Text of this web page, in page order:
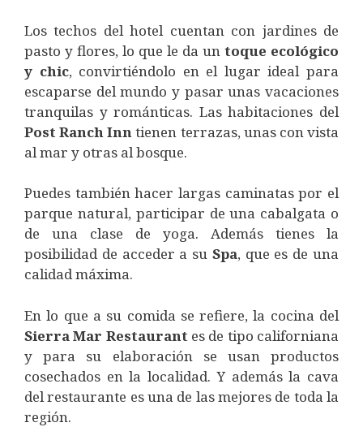
Los techos del hotel cuentan con jardines de
pasto y flores, lo que le da un toque ecológico
y chic, convirtiéndolo en el lugar ideal para
escaparse del mundo y pasar unas vacaciones
tranquilas y románticas. Las habitaciones del
Post Ranch Inntienen terrazas, unas con vista
al mar y otras al bosque.
Puedes también hacer largas caminatas por el
parque natural, participar de una cabalgata o
de una clase de yoga. Además tienes la
posibilidad de acceder a su Spa, que es de una
calidad máxima.
En lo que a su comida se refiere, la cocina del
Sierra Mar Restaurant es de tipo californiana
y para su elaboración se usan productos
cosechados en la localidad. Y además la cava
del restaurante es una de las mejores de toda la
región.